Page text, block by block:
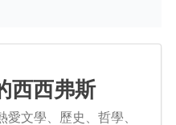
西西弗斯
愛文學、歷史、哲學、